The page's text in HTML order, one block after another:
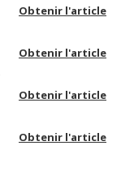
Obtenir l'article
Obtenir l'article
Obtenir l'article
Obtenir l'article